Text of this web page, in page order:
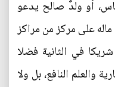
أو ولدٌ صالح يدعو
على مركز من مراكز
في الثانية فضلا
والعلم النافع، بل ولا